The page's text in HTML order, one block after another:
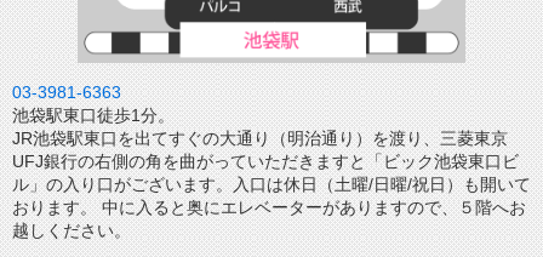
03-3981-6363
池袋駅東口徒歩1分。
JR池袋駅東口を出てすぐの大通り（明治通り）を渡り、三菱東京
UFJ銀行の右側の角を曲がっていただきますと「ビック池袋東口ビ
ル」の入り口がございます。入口は休日（土曜/日曜/祝日）も開いて
おります。 中に入ると奥にエレベーターがありますので、５階へお
越しください。